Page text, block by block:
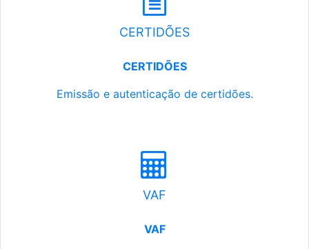
CERTIDÕES
CERTIDÕES
Emissão e autenticação de certidões.
VAF
VAF